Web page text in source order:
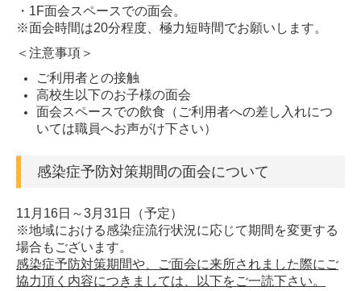
・1F面会スペースでの面会。
※面会時間は20分程度、極力短時間でお願いします。
＜注意事項＞
ご利用者との接触
高校生以下のお子様の面会
面会スペースでの飲食（ご利用者への差し入れにつ
いては職員へお声がけ下さい）
感染症予防対策期間の面会について
11月16日～3月31日（予定）
※地域における感染症流行状況に応じて期間を変更する
場合もございます。
感染症予防対策期間や、ご面会に来所されました際にご
協力頂く内容につきましては、以下をご一読下さい。